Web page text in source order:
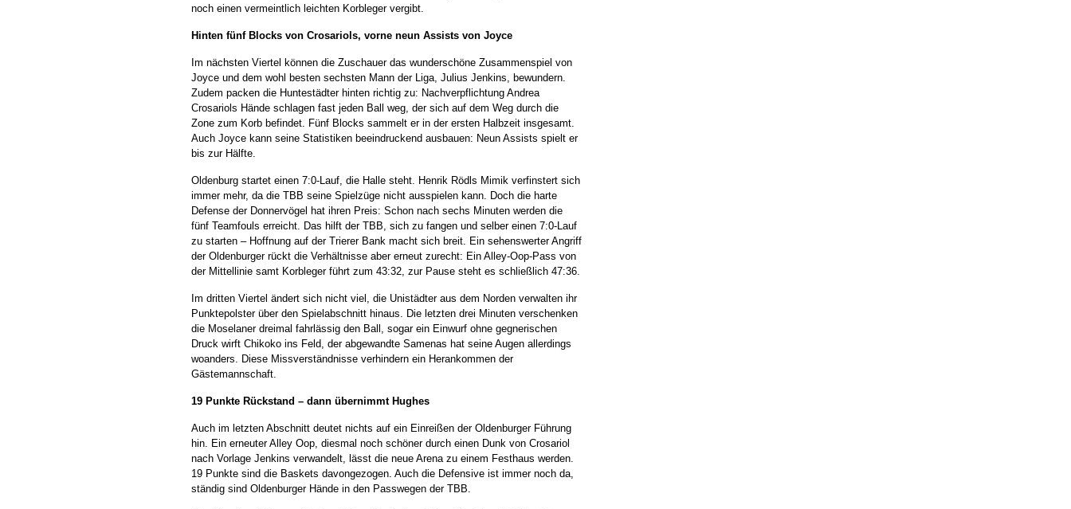
noch einen vermeintlich leichten Korbleger vergibt.
Hinten fünf Blocks von Crosariols, vorne neun Assists von Joyce
Im nächsten Viertel können die Zuschauer das wunderschöne Zusammenspiel von
Joyce und dem wohl besten sechsten Mann der Liga, Julius Jenkins, bewundern.
Zudem packen die Huntestädter hinten richtig zu: Nachverpflichtung Andrea
Crosariols Hände schlagen fast jeden Ball weg, der sich auf dem Weg durch die
Zone zum Korb befindet. Fünf Blocks sammelt er in der ersten Halbzeit insgesamt.
Auch Joyce kann seine Statistiken beeindruckend ausbauen: Neun Assists spielt er
bis zur Hälfte.
Oldenburg startet einen 7:0-Lauf, die Halle steht. Henrik Rödls Mimik verfinstert sich
immer mehr, da die TBB seine Spielzüge nicht ausspielen kann. Doch die harte
Defense der Donnervögel hat ihren Preis: Schon nach sechs Minuten werden die
fünf Teamfouls erreicht. Das hilft der TBB, sich zu fangen und selber einen 7:0-Lauf
zu starten – Hoffnung auf der Trierer Bank macht sich breit. Ein sehenswerter Angriff
der Oldenburger rückt die Verhältnisse aber erneut zurecht: Ein Alley-Oop-Pass von
der Mittellinie samt Korbleger führt zum 43:32, zur Pause steht es schließlich 47:36.
Im dritten Viertel ändert sich nicht viel, die Unistädter aus dem Norden verwalten ihr
Punktepolster über den Spielabschnitt hinaus. Die letzten drei Minuten verschenken
die Moselaner dreimal fahrlässig den Ball, sogar ein Einwurf ohne gegnerischen
Druck wirft Chikoko ins Feld, der abgewandte Samenas hat seine Augen allerdings
woanders. Diese Missverständnisse verhindern ein Herankommen der
Gästemannschaft.
19 Punkte Rückstand – dann übernimmt Hughes
Auch im letzten Abschnitt deutet nichts auf ein Einreißen der Oldenburger Führung
hin. Ein erneuter Alley Oop, diesmal noch schöner durch einen Dunk von Crosariol
nach Vorlage Jenkins verwandelt, lässt die neue Arena zu einem Festhaus werden.
19 Punkte sind die Baskets davongezogen. Auch die Defensive ist immer noch da,
ständig sind Oldenburger Hände in den Passwegen der TBB.